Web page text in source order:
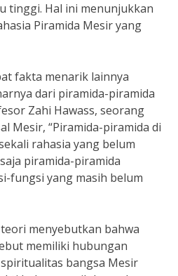
tinggi. Hal ini menunjukkan
Piramida Mesir yang
fakta menarik lainnya
dari piramida-piramida
Zahi Hawass, seorang
Mesir, “Piramida-piramida di
rahasia yang belum
piramida-piramida
fungsi yang masih belum
menyebutkan bahwa
memiliki hubungan
bangsa Mesir